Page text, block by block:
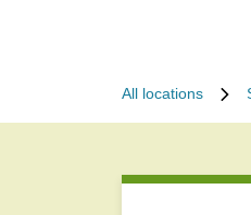
All locations